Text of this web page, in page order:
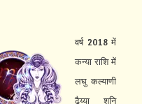
वर्ष 2018 में
कन्या राशि में
लघु कल्याणी
ढैय्या शनि